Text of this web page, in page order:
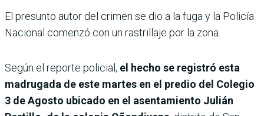
El presunto autor del crimen se dio a la fuga y la Policía
Nacional comenzó con un rastrillaje por la zona.
Según el reporte policial, el hecho se registró esta
madrugada de este martes en el predio del Colegio
3 de Agosto ubicado en el asentamiento Julián